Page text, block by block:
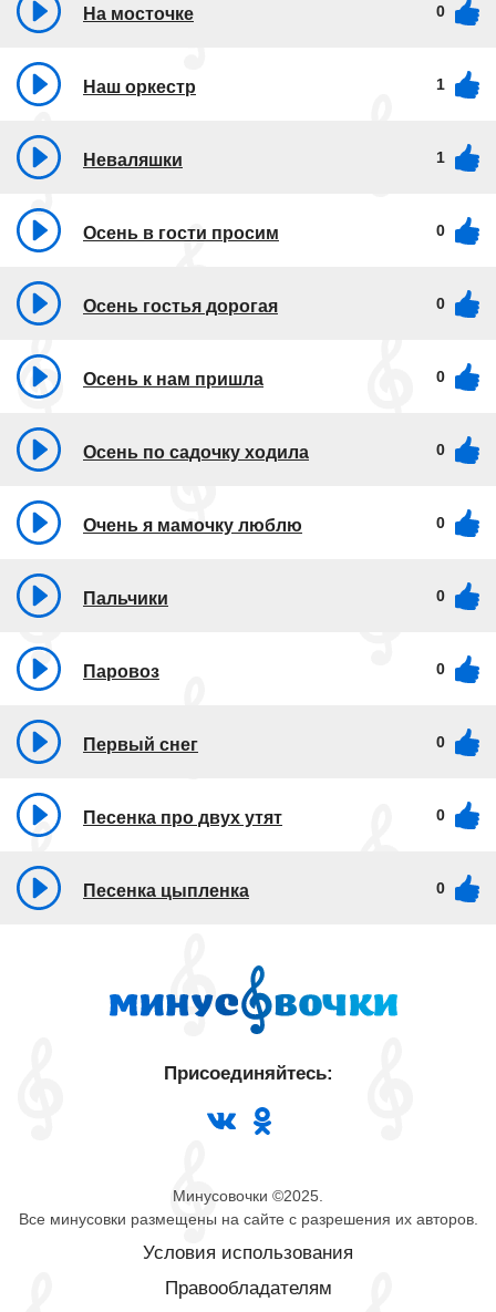
На мосточке 0
Наш оркестр 1
Неваляшки 1
Осень в гости просим 0
Осень гостья дорогая 0
Осень к нам пришла 0
Осень по садочку ходила 0
Очень я мамочку люблю 0
Пальчики 0
Паровоз 0
Первый снег 0
Песенка про двух утят 0
Песенка цыпленка 0
Минусовочки ©2025.
Все минусовки размещены на сайте с разрешения их авторов.
Условия использования
Правообладателям
Присоединяйтесь: